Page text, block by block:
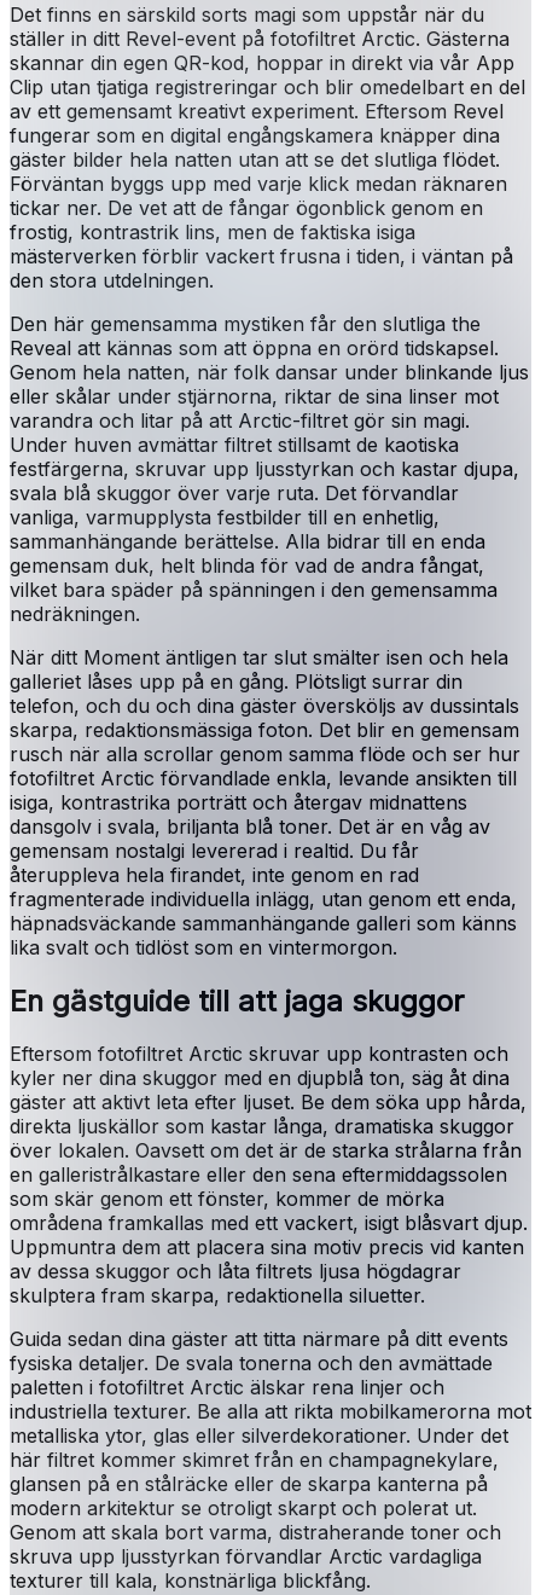
Det finns en särskild sorts magi som uppstår när du
ställer in ditt Revel-event på fotofiltret Arctic. Gästerna
skannar din egen QR-kod, hoppar in direkt via vår App
Clip utan tjatiga registreringar och blir omedelbart en del
av ett gemensamt kreativt experiment. Eftersom Revel
fungerar som en digital engångskamera knäpper dina
gäster bilder hela natten utan att se det slutliga flödet.
Förväntan byggs upp med varje klick medan räknaren
tickar ner. De vet att de fångar ögonblick genom en
frostig, kontrastrik lins, men de faktiska isiga
mästerverken förblir vackert frusna i tiden, i väntan på
den stora utdelningen.
Den här gemensamma mystiken får den slutliga the
Reveal att kännas som att öppna en orörd tidskapsel.
Genom hela natten, när folk dansar under blinkande ljus
eller skålar under stjärnorna, riktar de sina linser mot
varandra och litar på att Arctic-filtret gör sin magi.
Under huven avmättar filtret stillsamt de kaotiska
festfärgerna, skruvar upp ljusstyrkan och kastar djupa,
svala blå skuggor över varje ruta. Det förvandlar
vanliga, varmupplysta festbilder till en enhetlig,
sammanhängande berättelse. Alla bidrar till en enda
gemensam duk, helt blinda för vad de andra fångat,
vilket bara späder på spänningen i den gemensamma
nedräkningen.
När ditt Moment äntligen tar slut smälter isen och hela
galleriet låses upp på en gång. Plötsligt surrar din
telefon, och du och dina gäster översköljs av dussintals
skarpa, redaktionsmässiga foton. Det blir en gemensam
rusch när alla scrollar genom samma flöde och ser hur
fotofiltret Arctic förvandlade enkla, levande ansikten till
isiga, kontrastrika porträtt och återgav midnattens
dansgolv i svala, briljanta blå toner. Det är en våg av
gemensam nostalgi levererad i realtid. Du får
återuppleva hela firandet, inte genom en rad
fragmenterade individuella inlägg, utan genom ett enda,
häpnadsväckande sammanhängande galleri som känns
lika svalt och tidlöst som en vintermorgon.
En gästguide till att jaga skuggor
Eftersom fotofiltret Arctic skruvar upp kontrasten och
kyler ner dina skuggor med en djupblå ton, säg åt dina
gäster att aktivt leta efter ljuset. Be dem söka upp hårda,
direkta ljuskällor som kastar långa, dramatiska skuggor
över lokalen. Oavsett om det är de starka strålarna från
en galleristrålkastare eller den sena eftermiddagssolen
som skär genom ett fönster, kommer de mörka
områdena framkallas med ett vackert, isigt blåsvart djup.
Uppmuntra dem att placera sina motiv precis vid kanten
av dessa skuggor och låta filtrets ljusa högdagrar
skulptera fram skarpa, redaktionella siluetter.
Guida sedan dina gäster att titta närmare på ditt events
fysiska detaljer. De svala tonerna och den avmättade
paletten i fotofiltret Arctic älskar rena linjer och
industriella texturer. Be alla att rikta mobilkamerorna mot
metalliska ytor, glas eller silverdekorationer. Under det
här filtret kommer skimret från en champagnekylare,
glansen på en stålräcke eller de skarpa kanterna på
modern arkitektur se otroligt skarpt och polerat ut.
Genom att skala bort varma, distraherande toner och
skruva upp ljusstyrkan förvandlar Arctic vardagliga
texturer till kala, konstnärliga blickfång.